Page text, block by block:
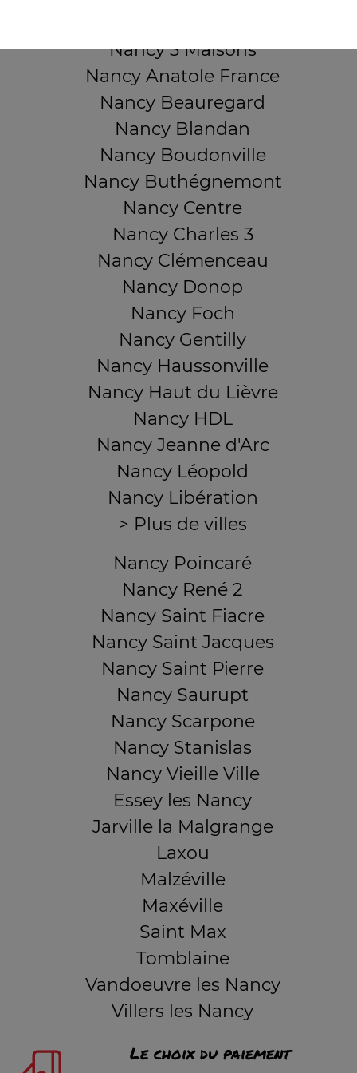
Nancy 3 Maisons
Nancy Anatole France
Nancy Beauregard
Nancy Blandan
Nancy Boudonville
Nancy Buthégnemont
Nancy Centre
Nancy Charles 3
Nancy Clémenceau
Nancy Donop
Nancy Foch
Nancy Gentilly
Nancy Haussonville
Nancy Haut du Lièvre
Nancy HDL
Nancy Jeanne d'Arc
Nancy Léopold
Nancy Libération
> Plus de villes
Nancy Poincaré
Nancy René 2
Nancy Saint Fiacre
Nancy Saint Jacques
Nancy Saint Pierre
Nancy Saurupt
Nancy Scarpone
Nancy Stanislas
Nancy Vieille Ville
Essey les Nancy
Jarville la Malgrange
Laxou
Malzéville
Maxéville
Saint Max
Tomblaine
Vandoeuvre les Nancy
Villers les Nancy
Le choix du paiement